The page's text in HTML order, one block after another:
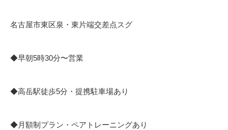
名古屋市東区泉・東片端交差点スグ
◆早朝5時30分〜営業
◆高岳駅徒歩5分・提携駐車場あり
◆月額制プラン・ペアトレーニングあり